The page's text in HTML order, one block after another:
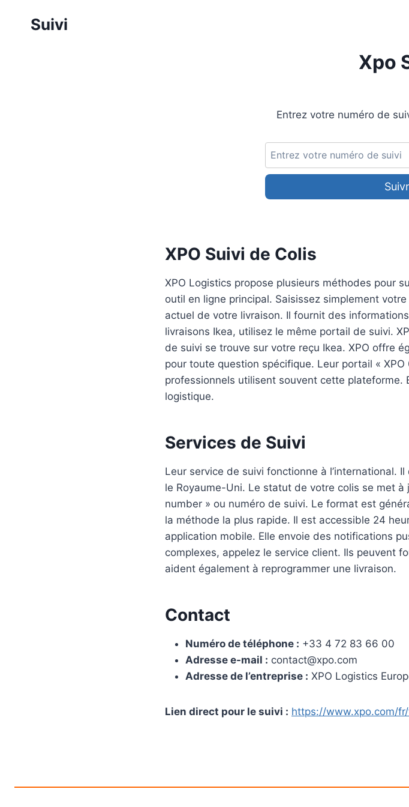
Suivi
Xpo
Entrez votre numéro de
XPO Suivi de Colis
XPO Logistics propose plusieurs méthodes pour
outil en ligne principal. Saisissez simplement
actuel de votre livraison. Il fournit des
livraisons Ikea, utilisez le même portail de suivi.
de suivi se trouve sur votre reçu Ikea. XPO offre
pour toute question spécifique. Leur portail «
professionnels utilisent souvent cette plateforme.
logistique.
Services de Suivi
Leur service de suivi fonctionne à l’international.
le Royaume-Uni. Le statut de votre colis se met
number » ou numéro de suivi. Le format est
la méthode la plus rapide. Il est accessible 24
application mobile. Elle envoie des notifications
complexes, appelez le service client. Ils peuvent
aident également à reprogrammer une livraison.
Contact
Numéro de téléphone : +33 4 72 83 66 00
Adresse e-mail : contact@xpo.com
Adresse de l’entreprise : XPO Logistics
Lien direct pour le suivi : https://www.xpo.com/